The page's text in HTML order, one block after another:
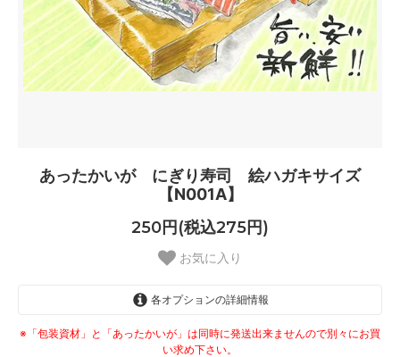
あったかいが にぎり寿司 絵ハガキサイズ
【N001A】
250円(税込275円)
お気に入り
各オプションの詳細情報
なし
250円(税込275円)
※「包装資材」と「あったかいが」は同時に発送出来ませんので別々にお買
い求め下さい。